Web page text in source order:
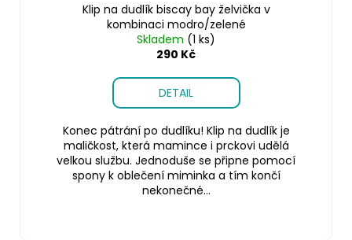
Klip na dudlík biscay bay želvička v
kombinaci modro/zelené
Skladem (1 ks)
290 Kč
DETAIL
Konec pátrání po dudlíku! Klip na dudlík je
maličkost, která mamince i prckovi udělá
velkou službu. Jednoduše se připne pomocí
spony k oblečení miminka a tím končí
nekonečné...